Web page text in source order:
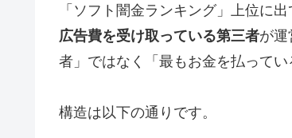
「ソフト闇金ランキング」上位に
広告費を受け取っている第三者が運
者」ではなく「最もお金を払ってい
構造は以下の通りです。